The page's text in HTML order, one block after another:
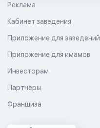
Реклама
Кабинет заведения
Приложение для заведений
Приложение для имамов
Инвесторам
Партнеры
Франшиза